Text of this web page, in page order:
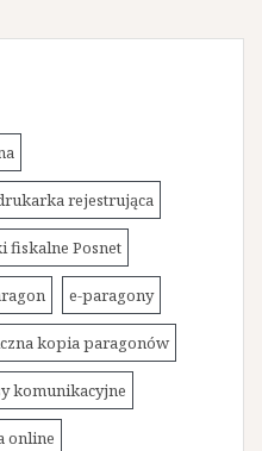
rejestrująca
fiskalne Posnet
e-paragony
kopia paragonów
komunikacyjne
online